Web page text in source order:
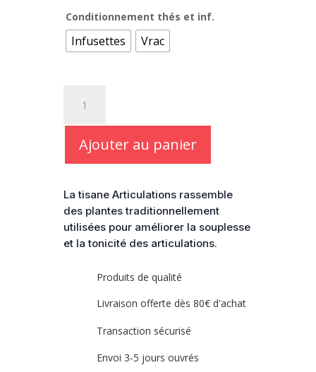
5,40 €
Conditionnement thés et inf.
Infusettes Vrac
Tisane
Articulations
Ajouter au panier
La tisane Articulations rassemble
des plantes traditionnellement
utilisées pour améliorer la souplesse
et la tonicité des articulations.
Produits de qualité
Livraison offerte dès 80€ d'achat
Transaction sécurisé
Envoi 3-5 jours ouvrés